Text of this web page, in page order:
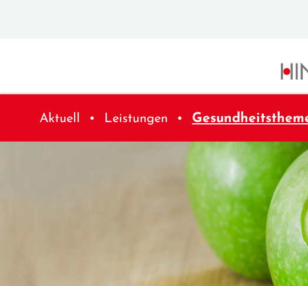
Aktuell Leistungen